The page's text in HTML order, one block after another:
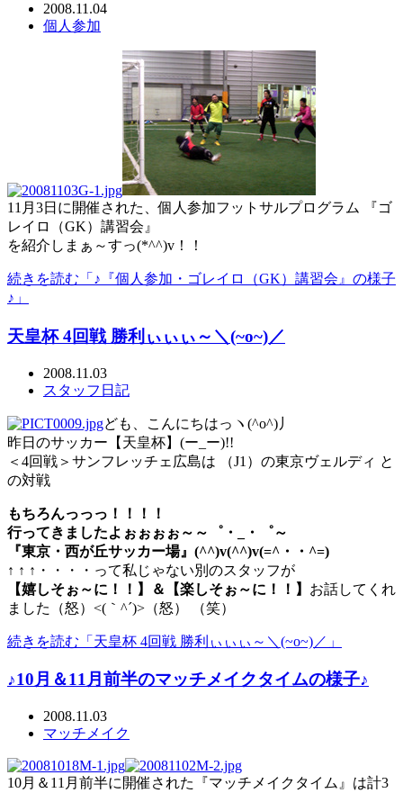
2008.11.04
個人参加
11月3日に開催された、個人参加フットサルプログラム 『ゴ
レイロ（GK）講習会』
を紹介しまぁ～すっ(*^^)v！！
続きを読む「♪『個人参加・ゴレイロ（GK）講習会』の様子
♪」
天皇杯 4回戦 勝利ぃぃぃ～＼(~o~)／
2008.11.03
スタッフ日記
ども、こんにちはっヽ(^o^)丿
昨日のサッカー【天皇杯】(ー_ー)!!
＜4回戦＞サンフレッチェ広島は （J1）の東京ヴェルディ と
の対戦
もちろんっっっ！！！！
行ってきましたよぉぉぉぉ～～゜・_・゜～
『東京・西が丘サッカー場』(^^)v(^^)v(=^・・^=)
↑ ↑ ↑・・・・って私じゃない別のスタッフが
【嬉しそぉ～に！！】＆【楽しそぉ～に！！】 お話してくれ
ました（怒）<(｀^´)>（怒） （笑）
続きを読む「天皇杯 4回戦 勝利ぃぃぃ～＼(~o~)／」
♪10月＆11月前半のマッチメイクタイムの様子♪
2008.11.03
マッチメイク
10月＆11月前半に開催された『マッチメイクタイム』は計3